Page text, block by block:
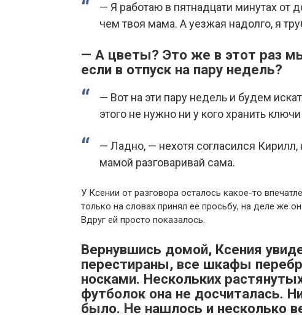
— Я работаю в пятнадцати минутах от
чем твоя мама. А уезжая надолго, я
— А цветы? Это же в этот раз
если в отпуск на пару недель?
— Вот на эти пару недель и будем
этого не нужно ни у кого хранить
— Ладно, — нехотя согласился
мамой разговаривай сама.
У Ксении от разговора осталось какое-то
только на словах принял её просьбу, на деле же
Вдруг ей просто показалось.
Вернувшись домой, Ксения
перестираны, все шкафы
носками. Нескольких
футболок она не досчиталась.
было. Не нашлось и несколько